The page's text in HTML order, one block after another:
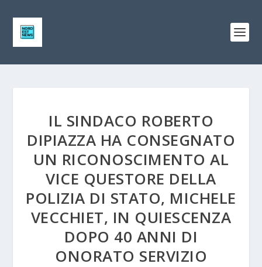
IL SINDACO ROBERTO
DIPIAZZA HA CONSEGNATO
UN RICONOSCIMENTO AL
VICE QUESTORE DELLA
POLIZIA DI STATO, MICHELE
VECCHIET, IN QUIESCENZA
DOPO 40 ANNI DI
ONORATO SERVIZIO